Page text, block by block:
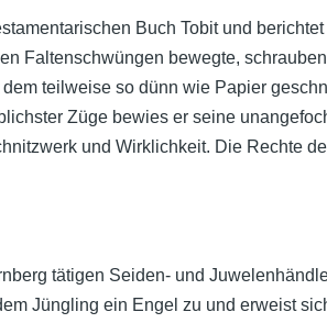
Buch Tobit und
Faltenschwüngen bewegte,
teilweise so dünn wie Papier
Züge bewies er seine
und Wirklichkeit. Die Rechte
tätigen Seiden- und
Jüngling ein Engel zu und erweist